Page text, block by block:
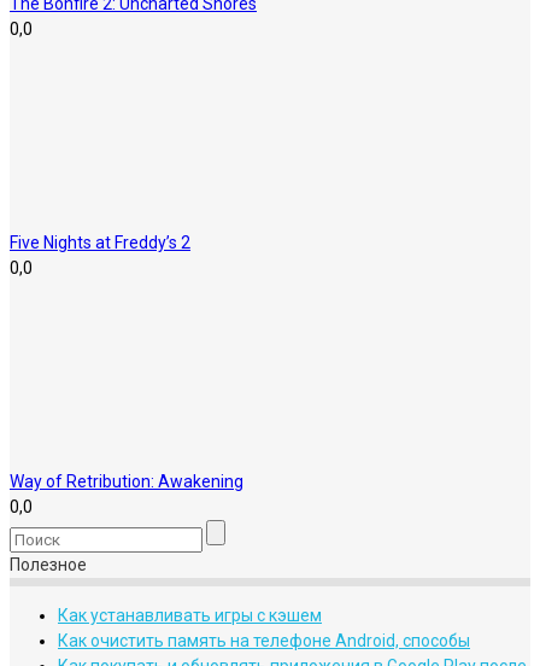
0,0
Five Nights at Freddy’s 2
0,0
Way of Retribution: Awakening
0,0
Полезное
Как устанавливать игры с кэшем
Как очистить память на телефоне Android, способы